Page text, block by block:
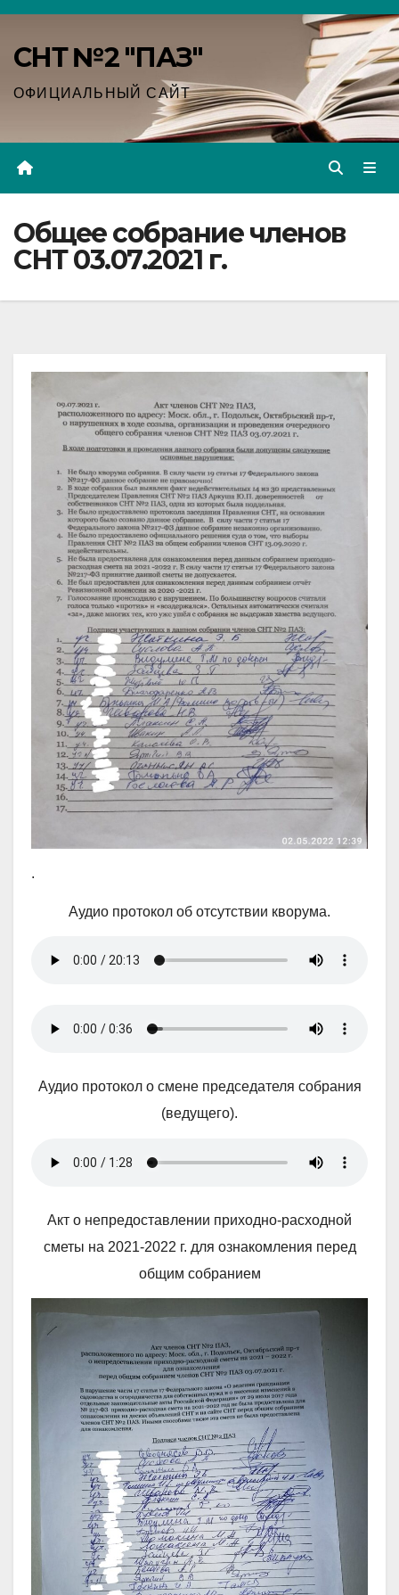
Перейти
содержимому
СНТ №2 "ПАЗ"
ОФИЦИАЛЬНЫЙ САЙТ
Общее собрание членов
СНТ 03.07.2021 г.
.
Аудио протокол об отсутствии кворума.
Аудио протокол о смене председателя собрания
(ведущего).
Акт о непредоставлении приходно-расходной
сметы на 2021-2022 г. для ознакомления перед
общим собранием